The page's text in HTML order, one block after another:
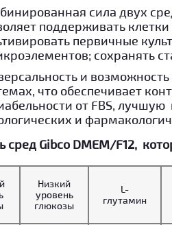
сила двух
поддерживать
первичные
сохранять
и
что обеспечивает
от FBS,
и
сред Gibco DMEM/F12,
Низкий
уровень
глюкозы
L-
глутамин